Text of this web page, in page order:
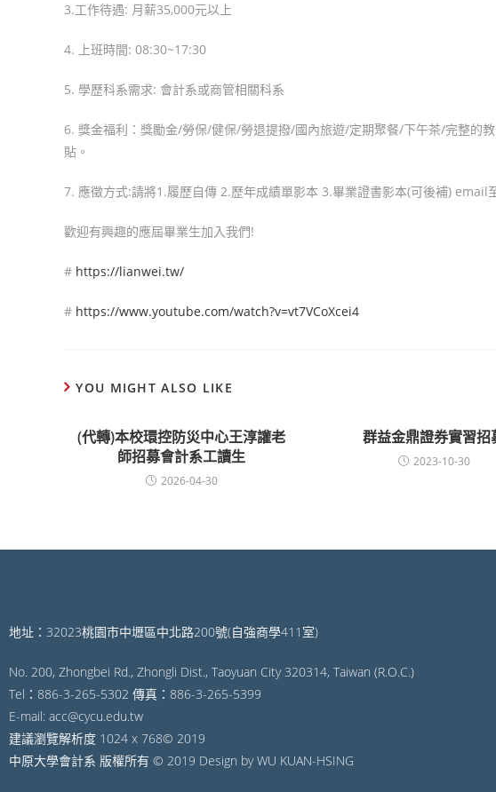
3.工作待遇: 月薪35,000元以上
4. 上班時間: 08:30~17:30
5. 學歷科系需求: 會計系或商管相關科系
6. 獎金福利：獎勵金/勞保/健保/勞退提撥/國內旅遊/定期聚餐/下午茶/完整的
貼。
7. 應徵方式:請將1.履歷自傳 2.歷年成績單影本 3.畢業證書影本(可後補) email
歡迎有興趣的應屆畢業生加入我們!
# https://lianwei.tw/
# https://www.youtube.com/watch?v=vt7VCoXcei4
YOU MIGHT ALSO LIKE
(代轉)本校環控防災中心王淳讙老
師招募會計系工讀生
2026-04-30
群益金鼎證券實習招
2023-10-30
地址：32023桃園市中壢區中北路200號(自強商學411室)
No. 200, Zhongbei Rd., Zhongli Dist., Taoyuan City 320314, Taiwan (R.O.C.)
Tel：886-3-265-5302 傳真：886-3-265-5399
E-mail: acc@cycu.edu.tw
建議瀏覽解析度 1024 x 768© 2019
中原大學會計系 版權所有 © 2019 Design by WU KUAN-HSING